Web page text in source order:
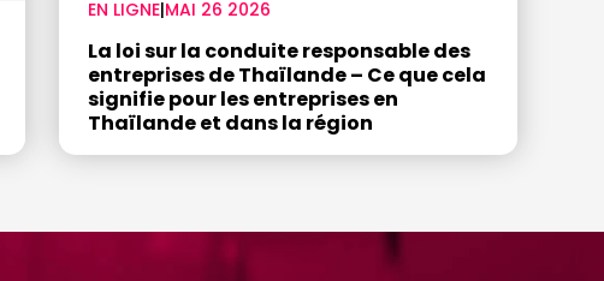
EN LIGNE|MAI 26 2026
La loi sur la conduite responsable des
entreprises de Thaïlande – Ce que cela
signifie pour les entreprises en
Thaïlande et dans la région